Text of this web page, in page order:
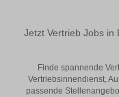
Jetzt Vertrieb Jobs in
Finde spannende
Vertriebsinnendienst,
passende